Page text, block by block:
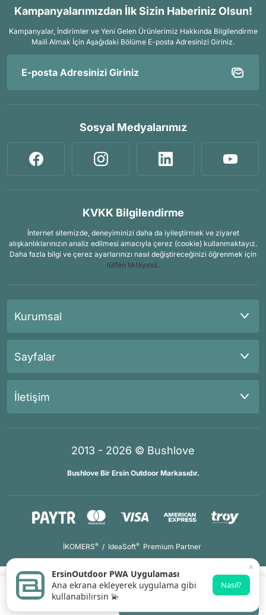
Kampanyalarımızdan İlk Sizin Haberiniz Olsun!
Kampanyalar, İndirimler ve Yeni Gelen Ürünlerimiz Hakkında Bilgilendirme
Maili Almak İçin Aşağıdaki Bölüme E-posta Adresinizi Giriniz.
Sosyal Medyalarımız
KVKK Bilgilendirme
İnternet sitemizde, deneyiminizi daha da iyileştirmek ve ziyaret
alışkanlıklarınızın analiz edilmesi amacıyla çerez (cookie) kullanmaktayız.
Daha fazla bilgi ve çerez ayarlarınızı nasıl değiştireceğinizi öğrenmek için
lütfen tıklayınız.
Kurumsal
Sayfalar
İletişim
2013 - 2026 © Bushlove
Bushlove Bir Ersin Outdoor Markasıdır.
İKOMERS® / IdeaSoft® Premium Partner
×
ErsinOutdoor PWA Uygulaması
Ana ekrana ekleyerek uygulama gibi
kullanabilirsin 💫
Nasıl?